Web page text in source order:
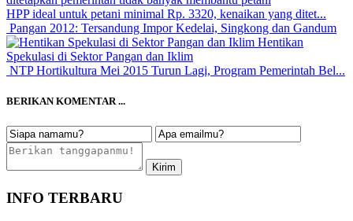
HPP ideal untuk petani minimal Rp. 3320, kenaikan yang ditet...
Pangan 2012: Tersandung Impor Kedelai, Singkong dan Gandum
Hentikan
Spekulasi di Sektor Pangan dan Iklim
NTP Hortikultura Mei 2015 Turun Lagi, Program Pemerintah Bel...
BERIKAN KOMENTAR ...
INFO TERBARU